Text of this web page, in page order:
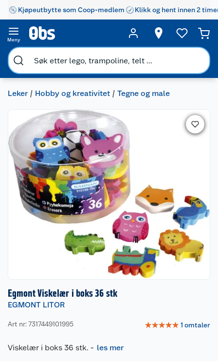
Kjøpeutbytte som Coop-medlem Klikk og hent innen 2
Meny
Leker Hobby og kreativitet Tegne og male
Egmont Viskelær i boks 36 stk
EGMONT LITOR
Art nr: 7317449101995 ☆☆☆☆☆ 1 omtaler
Viskelær i boks 36 stk. - les mer